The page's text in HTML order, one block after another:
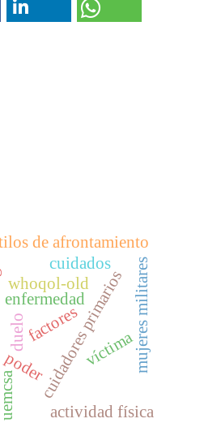
enfermedad
factores
de afrontamiento
cuidadores primarios
actividad física
whoqol-old mujeres militares
poder víctima
cuidados
duelo